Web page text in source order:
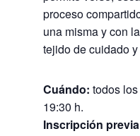
proceso
una misma y con
tejido de cuidado
Cuándo: todos
19:30 h.
Inscripción